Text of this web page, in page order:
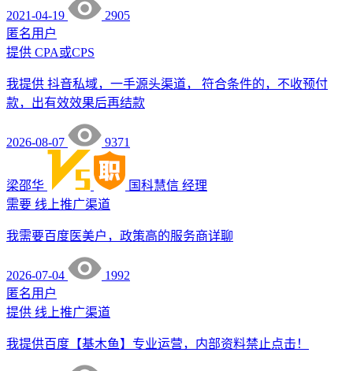
2021-04-19
2905
匿名用户
提供 CPA或CPS
我提供 抖音私域，一手源头渠道， 符合条件的，不收预付
款，出有效效果后再结款
2026-08-07 9371
梁邵华 国科慧信 经理
需要 线上推广渠道
我需要百度医美户，政策高的服务商详聊
2026-07-04
1992
匿名用户
提供 线上推广渠道
我提供百度【基木鱼】专业运营，内部资料禁止点击！